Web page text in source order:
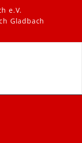
e.V.
Gladbach
Stars –